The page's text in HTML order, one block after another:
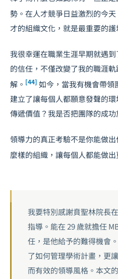
勢。在人才競爭日益激烈的今天
才的組織文化，就是最重要的護
我很幸運在職業生涯早期就遇
的信任，不僅改變了我的職涯
解。 [44] 如今，當我有機會帶領
建立了讓每個人都願意發聲的
傳遞價值？我是否把團隊的成
領導力的真正考驗不是你能做
麼樣的組織，讓每個人都能做出
我要特別感謝賁聖林院長
指導。能在 29 歲就擔任
任，是他給予的難得機會
了如何管理學術計畫，更
而有效的領導風格。本文